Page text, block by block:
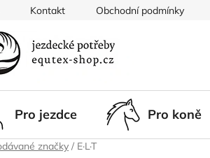
Kontakt Obchodní podmínky
Pro jezdce Pro koně
značky / E·L·T